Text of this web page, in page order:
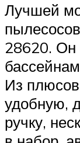
Лучшей
28620. Он
Из
удобную,
ручку,